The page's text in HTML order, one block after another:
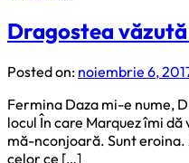
Dragostea
Posted on: noiembrie 6,
Fermina Daza mi-e nume,
locul În care Marquez îmi
mă-nconjoară. Sunt
celor ce […]